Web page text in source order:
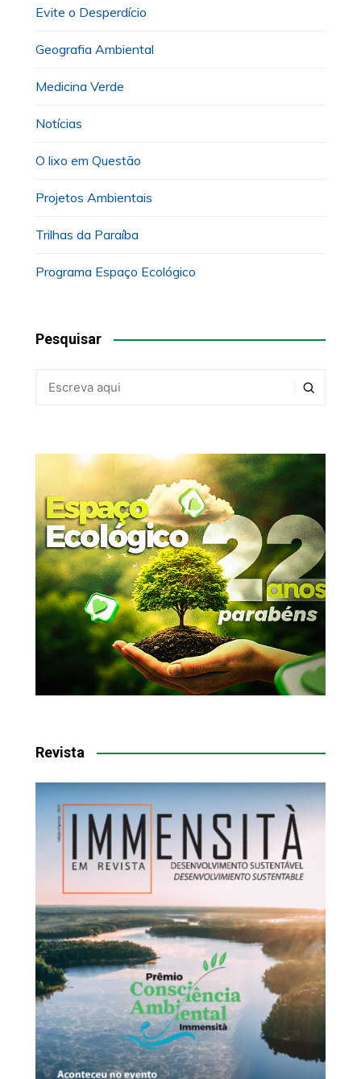
Evite o Desperdício
Geografia Ambiental
Medicina Verde
Notícias
O lixo em Questão
Projetos Ambientais
Trilhas da Paraíba
Programa Espaço Ecológico
Pesquisar
Revista